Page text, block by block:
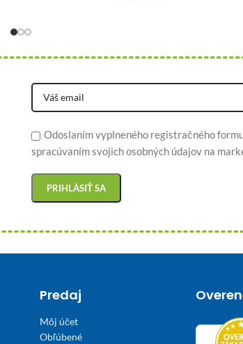
Odoslaním vyplneného registračného
spracúvaním svojich osobných údajov na
Predaj
Môj účet
Obľúbené